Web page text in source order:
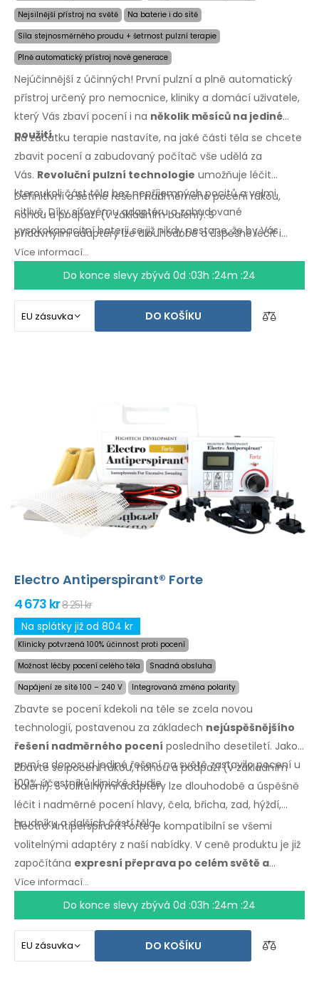
Nejsilnější přístroj na světě
Na baterie i do sítě
Síla stejnosměrného proudu + šetrnost pulzní terapie
Plně automatický přístroj nové generace
Nejúčinnější z účinných! První pulzní a plně automatický
přístroj určený pro nemocnice, kliniky a domácí uživatele,
který Vás zbaví pocení i na několik měsíců na jediné
použití.
Na začátku terapie nastavíte, na jaké části těla se chcete
zbavit pocení a zabudovaný počítač vše udělá za
Vás. Revoluční pulzní technologie umožňuje léčit
kteroukoli část těla bez nepříjemných pocitů a velmi
citlivě. Díky síťovému adaptéru a zabudované
vysokokapacitní baterii se již nikdy nestane, že by Vás
zaskočili vybité baterie.
Definitivní a šetrné řešení nadměrného pocení rukou,
nohou a podpaží(v základnímbalení).S
přídavnýmiadaptéry lze dlouhodobě a úspěšně léčit i
nadměrné pocení hlavy, čela, břicha, zad, hýždí,
a dalšíchčástí těla.Záruka vrácení peněz
případěnespokojenostia expresnídopravapo
Více informací...
Do konce slevy zbývá 0d :03h :24m :24
DO KOŠÍKU
Electro Antiperspirant® Forte
4 673 kr8 251 kr
Na splátky již od 804 kr
Klinicky potvrzená 100% účinnost proti pocení
Možnost léčby pocení celého těla
Snadná obsluha
Napájení ze sítě 100 – 240 V
Integrovaná změna polarity
Zbavte se pocení kdekoli na těle se zcela novou
technologií, postavenou za základech nejúspěšnějšího
řešení nadměrného pocení posledního desetiletí. Jako
první a doposud jediné řešení na světě zastavilo pocení u
100% účastníků klinické studie.
Zbavte se pocení rukou, nohou a podpaží (v základním
balení). S volitelnými adaptéry lze dlouhodobě a úspěšně
léčit i nadměrné pocení hlavy, čela, břicha, zad, hýždí,
hrudníku a dalších částí těla.
Electro Antiperspirant Forte je kompatibilní se všemi
volitelnými adaptéry z naší nabídky. V ceně produktu je již
započítána expresní přeprava po celém světě a
záruka vrácení peněz v případě nespokojenosti
Návod k použití ve Vašem jazyce.
Více informací...
Do konce slevy zbývá 0d :03h :24m :24
DO KOŠÍKU